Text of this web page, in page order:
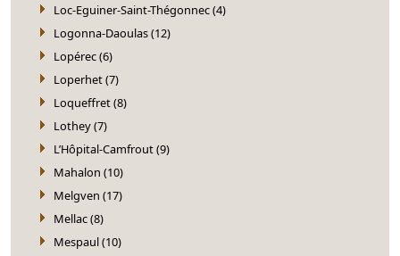
Loc-Eguiner-Saint-Thégonnec (4)
Logonna-Daoulas (12)
Lopérec (6)
Loperhet (7)
Loqueffret (8)
Lothey (7)
L’Hôpital-Camfrout (9)
Mahalon (10)
Melgven (17)
Mellac (8)
Mespaul (10)